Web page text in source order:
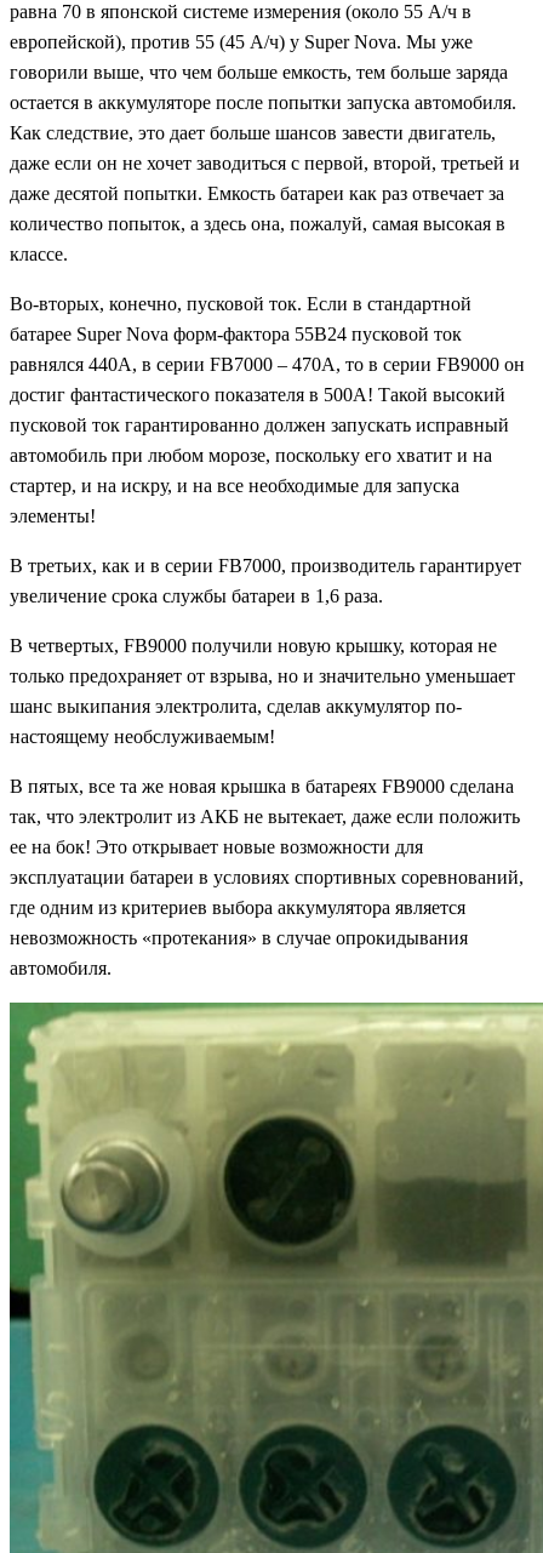
равна 70 в японской системе измерения (около 55 А/ч в
европейской), против 55 (45 А/ч) у Super Nova. Мы уже
говорили выше, что чем больше емкость, тем больше заряда
остается в аккумуляторе после попытки запуска автомобиля.
Как следствие, это дает больше шансов завести двигатель,
даже если он не хочет заводиться с первой, второй, третьей и
даже десятой попытки. Емкость батареи как раз отвечает за
количество попыток, а здесь она, пожалуй, самая высокая в
классе.
Во-вторых, конечно, пусковой ток. Если в стандартной
батарее Super Nova форм-фактора 55B24 пусковой ток
равнялся 440А, в серии FB7000 – 470А, то в серии FB9000 он
достиг фантастического показателя в 500А! Такой высокий
пусковой ток гарантированно должен запускать исправный
автомобиль при любом морозе, поскольку его хватит и на
стартер, и на искру, и на все необходимые для запуска
элементы!
В третьих, как и в серии FB7000, производитель гарантирует
увеличение срока службы батареи в 1,6 раза.
В четвертых, FB9000 получили новую крышку, которая не
только предохраняет от взрыва, но и значительно уменьшает
шанс выкипания электролита, сделав аккумулятор по-
настоящему необслуживаемым!
В пятых, все та же новая крышка в батареях FB9000 сделана
так, что электролит из АКБ не вытекает, даже если положить
ее на бок! Это открывает новые возможности для
эксплуатации батареи в условиях спортивных соревнований,
где одним из критериев выбора аккумулятора является
невозможность «протекания» в случае опрокидывания
автомобиля.